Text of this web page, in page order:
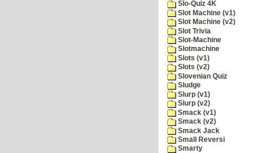
Slo-Quiz 4K
Slot Machine (v1)
Slot Machine (v2)
Slot Trivia
Slot-Machine
Slotmachine
Slots (v1)
Slots (v2)
Slovenian Quiz
Sludge
Slurp (v1)
Slurp (v2)
Smack (v1)
Smack (v2)
Smack Jack
Small Reversi
Smarty